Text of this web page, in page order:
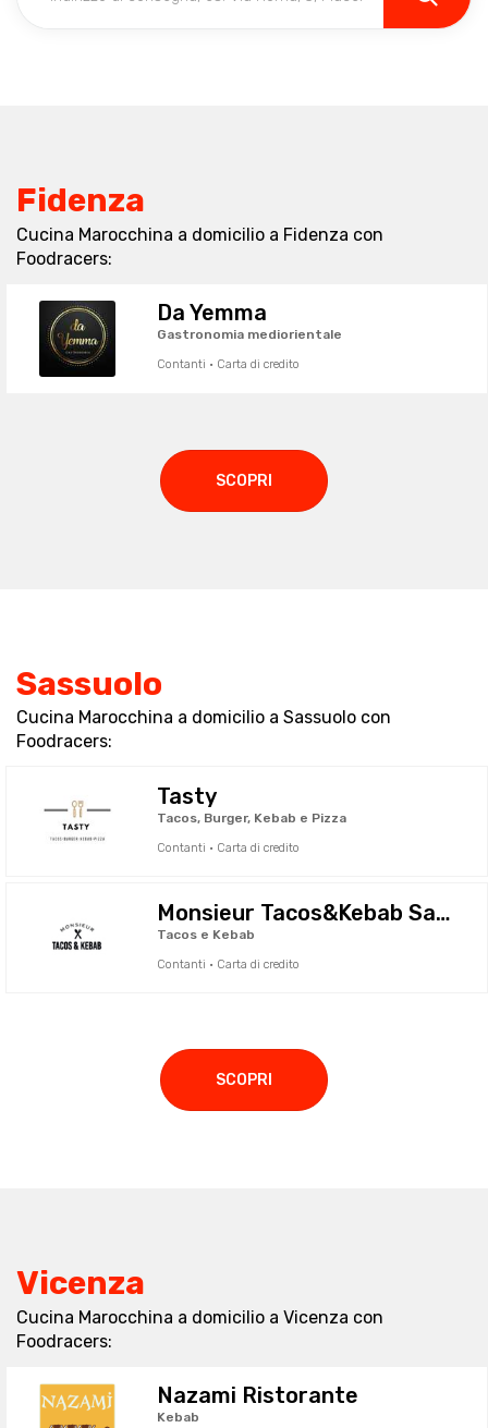
Fidenza
Cucina Marocchina a domicilio a Fidenza con
Foodracers:
Da Yemma
Gastronomia mediorientale
Contanti · Carta di credito
SCOPRI
Sassuolo
Cucina Marocchina a domicilio a Sassuolo con
Foodracers:
Tasty
Tacos, Burger, Kebab e Pizza
Contanti · Carta di credito
Monsieur Tacos&Kebab Sassuolo
Tacos e Kebab
Contanti · Carta di credito
SCOPRI
Vicenza
Cucina Marocchina a domicilio a Vicenza con
Foodracers:
Nazami Ristorante
Kebab